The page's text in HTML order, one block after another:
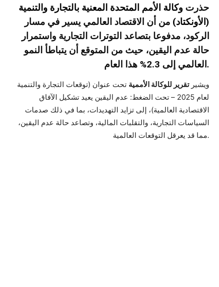
حذرت وكالة الأمم المتحدة المعنية بالتجارة والتنمية
(الأونكتاد) من أن الاقتصاد العالمي يسير في مسار
الركود، مدفوعا بتصاعد التوترات التجارية واستمرار
حالة عدم اليقين، حيث من المتوقع أن يتباطأ النمو
العالمي إلى 2.3% هذا العام.
ويشيرتقرير للوكالة الأممية تحت عنوان (توقعات التجارة والتنمية
لعام 2025 – تحت الضغط: عدم اليقين يعيد تشكيل الآفاق
الاقتصادية العالمية)، إلى تزايد التهديدات، بما في ذلك صدمات
السياسات التجارية، والتقلبات المالية، وتصاعد حالة عدم اليقين،
مما قد يعرقل التوقعات العالمية.